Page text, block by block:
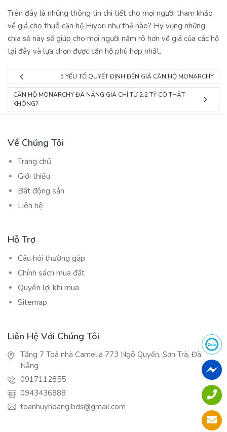
Trên đây là những thông tin chi tiết cho mọi người tham khảo
về giá cho thuê căn hộ Hiyori như thế nào? Hy vọng những
chia sẻ này sẽ giúp cho mọi người nắm rõ hơn về giá của các hộ
tại đây và lựa chọn được căn hộ phù hợp nhất.
5 YẾU TỐ QUYẾT ĐỊNH ĐẾN GIÁ CĂN HỘ MONARCHY
CĂN HỘ MONARCHY ĐÀ NẴNG GIÁ CHỈ TỪ 2.2 TỶ CÓ THẬT
KHÔNG?
Về Chúng Tôi
Trang chủ
Giới thiệu
Bất động sản
Liên hệ
Hỗ Trợ
Câu hỏi thường gặp
Chính sách mua đất
Quyền lợi khi mua
Sitemap
Liên Hệ Với Chúng Tôi
Tầng 7 Toà nhà Camelia 773 Ngô Quyền, Sơn Trà, Đà
Nẵng
0917112855
0943436888
toanhuyhoang.bds@gmail.com